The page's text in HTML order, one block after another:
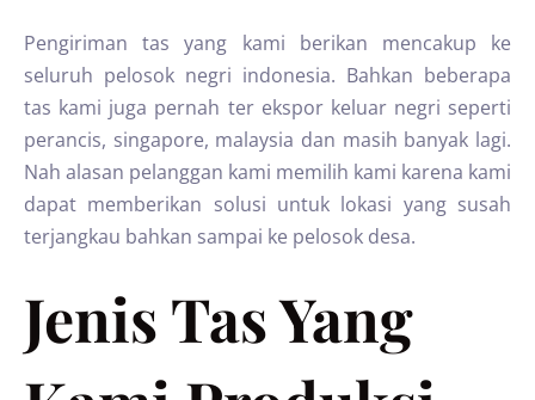
Pengiriman tas yang kami berikan mencakup ke
seluruh pelosok negri indonesia. Bahkan beberapa
tas kami juga pernah ter ekspor keluar negri seperti
perancis, singapore, malaysia dan masih banyak lagi.
Nah alasan pelanggan kami memilih kami karena kami
dapat memberikan solusi untuk lokasi yang susah
terjangkau bahkan sampai ke pelosok desa.
Jenis Tas Yang